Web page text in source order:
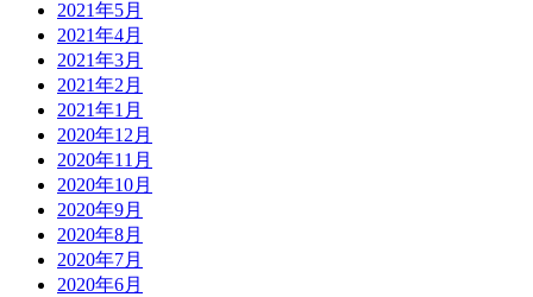
2021年5月
2021年4月
2021年3月
2021年2月
2021年1月
2020年12月
2020年11月
2020年10月
2020年9月
2020年8月
2020年7月
2020年6月